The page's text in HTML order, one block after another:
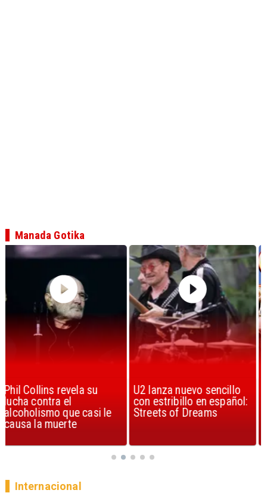
U2 lanza nuevo sencillo
con estribillo en español:
Streets of Dreams
“Africa” de Toto es
considerada la mejor
canción, según la ciencia
Manada Gotika
Internacional